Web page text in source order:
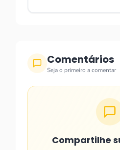
Comentários
Seja o primeiro a comentar
Compartilhe